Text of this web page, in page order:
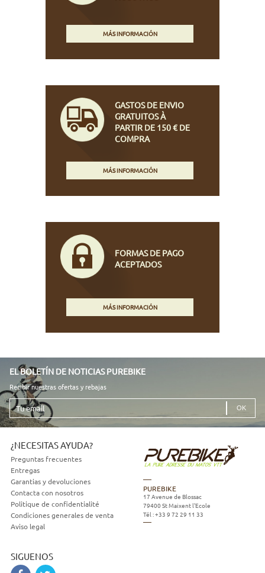
MÁS INFORMACIÓN
GASTOS DE ENVIO
GRATUITOS À
PARTIR DE 150 € DE
COMPRA
MÁS INFORMACIÓN
FORMAS DE PAGO
ACEPTADOS
MÁS INFORMACIÓN
EL BOLETÍN DE NOTICIAS PUREBIKE
Recibir nuestras ofertas y rebajas
Tu
email
¿NECESITAS AYUDA?
Preguntas frecuentes
Entregas
Garantias y devoluciones
Contacta con nosotros
Politique de confidentialité
Condiciones generales de venta
Aviso legal
SIGUENOS
PUREBIKE
17 Avenue de Blossac
79400 St Maixent l'Ecole
Tél :+33 9 72 29 11 33